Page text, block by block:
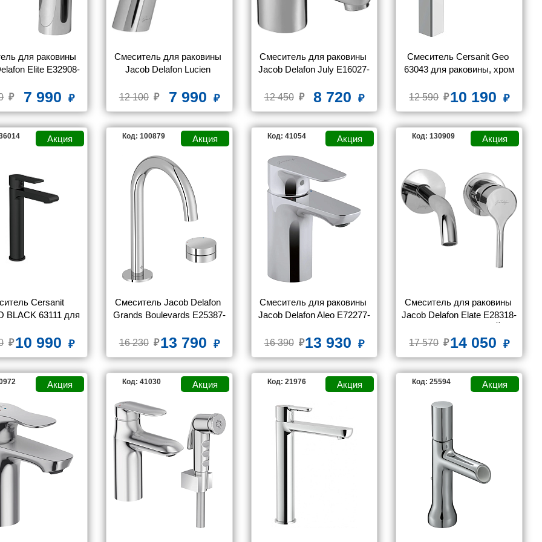
для раковины
Elite E32908-
7 990
Смеситель для раковины
Jacob Delafon Lucien
12 100
7 990
Смеситель для раковины
Jacob Delafon July E16027-
12 450
8 720
Смеситель Cersanit Geo
63043 для раковины, хром
12 590 10 190
Cersanit
BLACK 63111 для
черный клик
10 990
Код: 100879
Смеситель Jacob Delafon
Grands Boulevards E25387-
16 230
13 790
Код: 41054
Смеситель для раковины
Jacob Delafon Aleo E72277-
16 390
13 930
Код: 130909
Смеситель для раковины
Jacob Delafon Elate E28318-
ЧАСТЬЮ, для раковины
17 570 14 050
Код: 41030 Код: 21976 Код: 25594